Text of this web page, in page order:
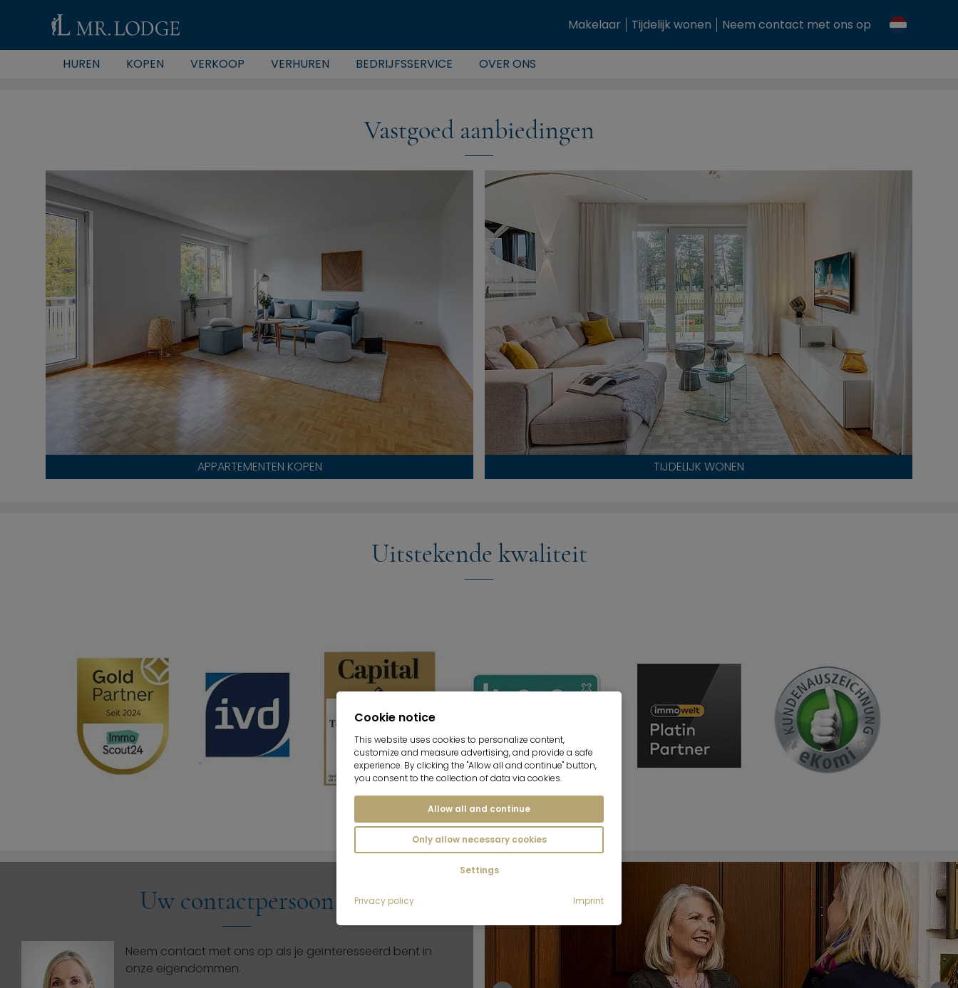
Makelaar Tijdelijk wonen Neem contact met ons op
HUREN KOPEN VERKOOP VERHUREN BEDRIJFSSERVICE OVER ONS
Vastgoed aanbiedingen
APPARTEMENTEN KOPEN TIJDELIJK WONEN
Uitstekende kwaliteit
Uw contactpersoon
Neem contact met ons op als je geïnteresseerd bent in
onze eigendommen.
Cookie notice
This website uses cookies to personalize content,
customize and measure advertising, and provide a safe
experience. By clicking the "Allow all and continue" button,
you consent to the collection of data via cookies.
Allow all and continue
Only allow necessary cookies
Settings
Privacy policy Imprint